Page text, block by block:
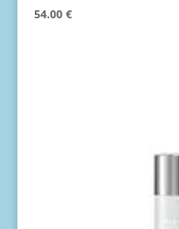
54.00 €